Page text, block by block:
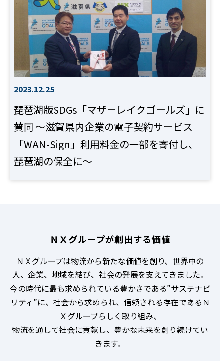
2023.12.25
琵琶湖版SDGs「マザーレイクゴールズ」に
賛同 ～滋賀県内企業の電子契約サービス
「WAN-Sign」利用料金の一部を寄付し、
琵琶湖の保全に～
ＮＸグループが創出する価値
ＮＸグループは物流から新たな価値を創り、世界中の
人、企業、地域を結び、社会の発展を支えてきました。
今の時代に最も求められている豊かさである”サステナビ
リティ”に、社会から求められ、信頼される存在であるＮ
Ｘグループらしく取り組み、
物流を通して社会に貢献し、豊かな未来を創り続けてい
きます。